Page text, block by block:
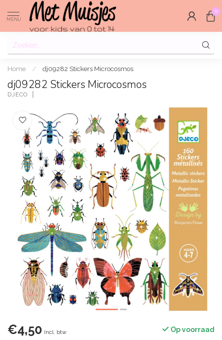
MENU
0
Home / dj09282 Stickers Microcosmos
dj09282 Stickers Microcosmos
DJECO
€4,50 Incl. btw Op voorraad